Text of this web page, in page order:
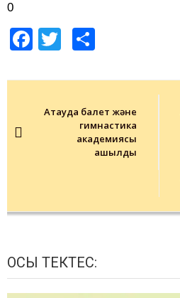
0
Facebook
Twitter
navigation
Ақтауда балет және
гимнастика
академиясы
ашылды
ОСЫ ТЕКТЕС: